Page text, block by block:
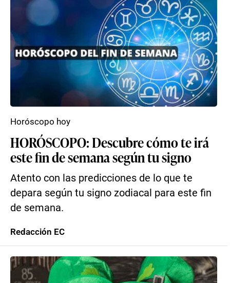
HORÓSCOPO: Descubre cómo te irá
este fin de semana según tu signo
Atento con las predicciones de lo que te
depara según tu signo zodiacal para este fin
de semana.
Horóscopo hoy
Redacción EC